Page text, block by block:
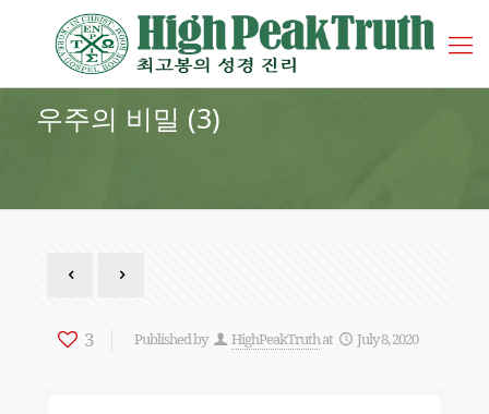
우주의 비밀 (3)
3 Published by HighPeakTruthat July 8, 2020